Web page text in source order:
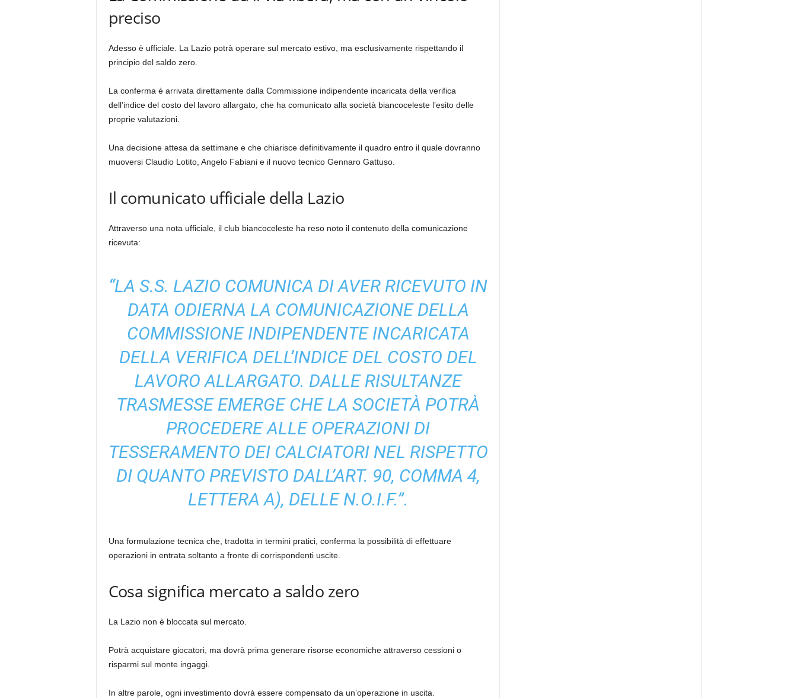
preciso
Adesso è ufficiale. La Lazio potrà operare sul mercato estivo, ma esclusivamente rispettando il
principio del saldo zero.
La conferma è arrivata direttamente dalla Commissione indipendente incaricata della verifica
dell’indice del costo del lavoro allargato, che ha comunicato alla società biancoceleste l’esito delle
proprie valutazioni.
Una decisione attesa da settimane e che chiarisce definitivamente il quadro entro il quale dovranno
muoversi Claudio Lotito, Angelo Fabiani e il nuovo tecnico Gennaro Gattuso.
Il comunicato ufficiale della Lazio
Attraverso una nota ufficiale, il club biancoceleste ha reso noto il contenuto della comunicazione
ricevuta:
“LA S.S. LAZIO COMUNICA DI AVER RICEVUTO IN
DATA ODIERNA LA COMUNICAZIONE DELLA
COMMISSIONE INDIPENDENTE INCARICATA
DELLA VERIFICA DELL’INDICE DEL COSTO DEL
LAVORO ALLARGATO. DALLE RISULTANZE
TRASMESSE EMERGE CHE LA SOCIETÀ POTRÀ
PROCEDERE ALLE OPERAZIONI DI
TESSERAMENTO DEI CALCIATORI NEL RISPETTO
DI QUANTO PREVISTO DALL’ART. 90, COMMA 4,
LETTERA A), DELLE N.O.I.F.”.
Una formulazione tecnica che, tradotta in termini pratici, conferma la possibilità di effettuare
operazioni in entrata soltanto a fronte di corrispondenti uscite.
Cosa significa mercato a saldo zero
La Lazio non è bloccata sul mercato.
Potrà acquistare giocatori, ma dovrà prima generare risorse economiche attraverso cessioni o
risparmi sul monte ingaggi.
In altre parole, ogni investimento dovrà essere compensato da un’operazione in uscita.